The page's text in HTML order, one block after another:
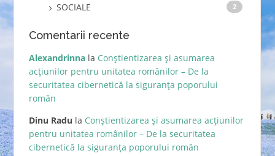
SOCIALE 2
Comentarii recente
Alexandrinnala Conștientizarea și asumarea
acțiunilor pentru unitatea românilor – De la
securitatea cibernetică la siguranța poporului
român
Dinu Radu la Conștientizarea și asumarea acțiunilor
pentru unitatea românilor – De la securitatea
cibernetică la siguranța poporului român